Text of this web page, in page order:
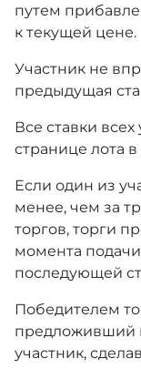
путем
к текущей цене.
Участник не
предыдущая
Все ставки
странице лота
Если один из
менее, чем за
торгов, торги
момента
последующей
Победителем
предложивший
участник,